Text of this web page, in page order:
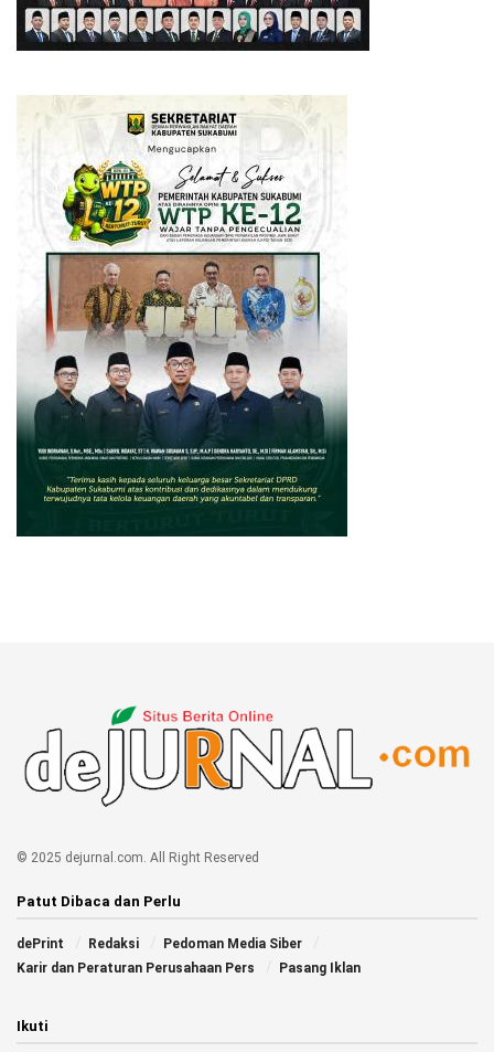
© 2025 dejurnal.com. All Right Reserved
Patut Dibaca dan Perlu
dePrint Redaksi
Pedoman Media Siber
Karir dan Peraturan Perusahaan Pers
Pasang Iklan
Ikuti